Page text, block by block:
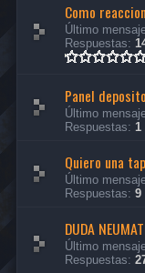
Como
Último
Respuestas:
Panel
Último
Respuestas: 1
Quiero una
Último
Respuestas: 9
DUDA
Último
Respuestas: